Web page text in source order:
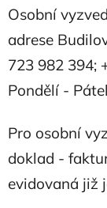
Osobní
adrese
723 982 394;
Pondělí -
Pro osobní
doklad -
evidovaná již